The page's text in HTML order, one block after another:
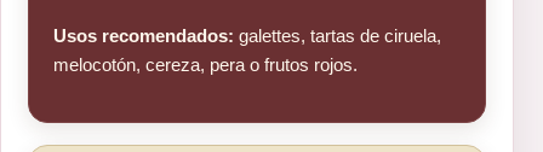
Usos recomendados: galettes, tartas de ciruela,
melocotón, cereza, pera o frutos rojos.